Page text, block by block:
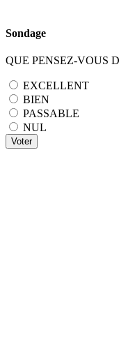
Sondage
QUE PENSEZ-VOUS
EXCELLENT
BIEN
PASSABLE
NUL
Voter